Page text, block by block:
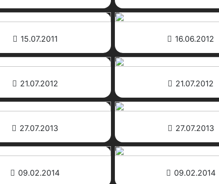
15.07.2011 16.06.2012
21.07.2012 21.07.2012
27.07.2013 27.07.2013
09.02.2014 09.02.2014